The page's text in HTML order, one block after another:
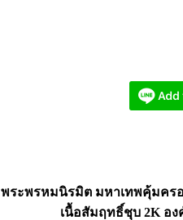
พระพรหมนิรมิต มหาเทพคุ้มคร
เนื้อสัมฤทธิ์ชุบ 2K อง